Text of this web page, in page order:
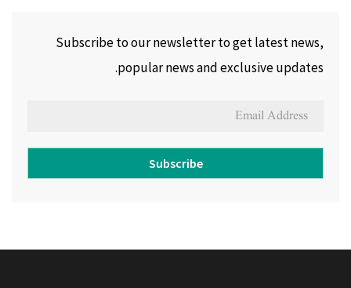
Subscribe to our newsletter to get latest news,
popular news and exclusive updates.
Subscribe